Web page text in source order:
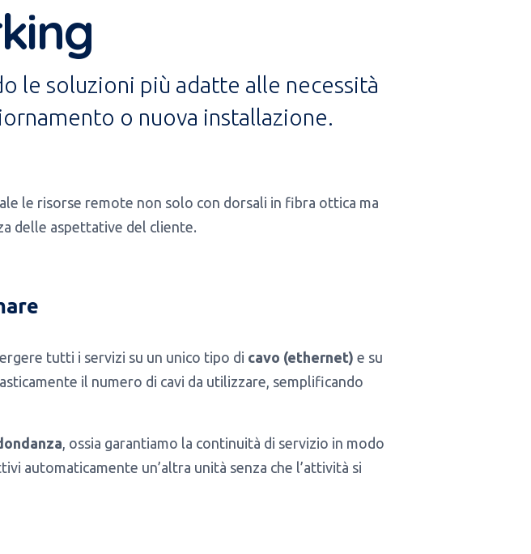
le soluzioni più adatte alle necessità
o nuova installazione.
le risorse remote non solo con dorsali in fibra ottica ma
delle aspettative del cliente.
tutti i servizi su un unico tipo di cavo (ethernet) e su
il numero di cavi da utilizzare, semplificando
, ossia garantiamo la continuità di servizio in modo
automaticamente un’altra unità senza che l’attività si